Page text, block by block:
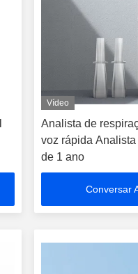
Vídeo
Analista de
voz rápida
de 1 ano
Conversar